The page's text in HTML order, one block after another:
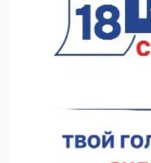
Киргизией
06.08.2026 16:44